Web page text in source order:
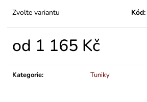
Zvolte variantu Kód:
od 1 165 Kč
Kategorie: Tuniky